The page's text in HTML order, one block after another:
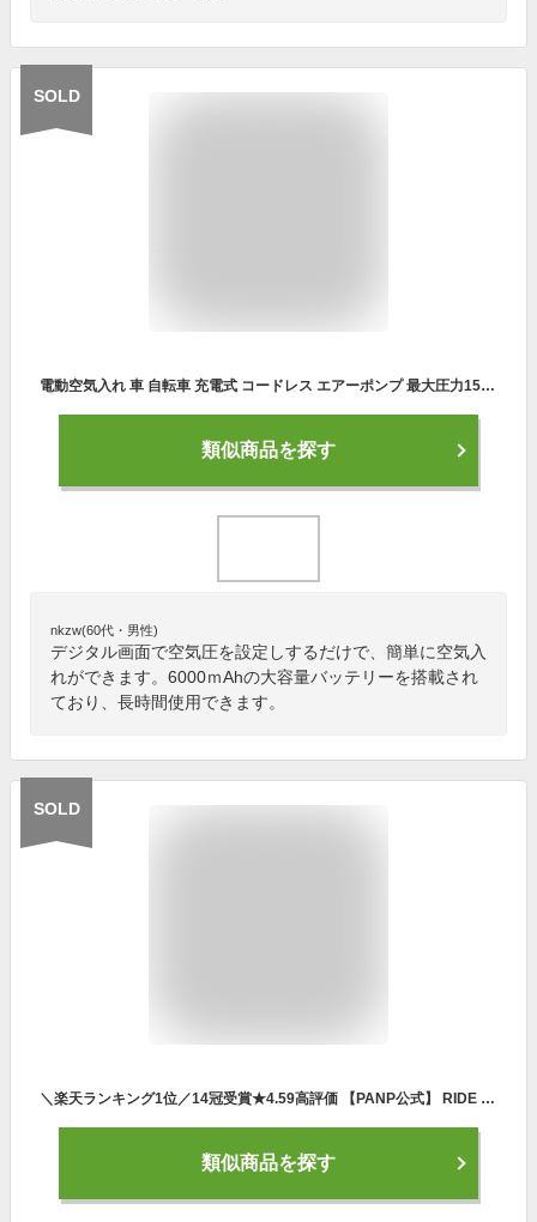
SOLD
電動空気入れ 車 自転車 充電式 コードレス エアーポンプ 最大圧力150PSI 自動停止 自動車/自転車/ボール/浮き輪/バイク対応 くうきいれ 電動 仏/英/米式バルブ対応 エアコンプレッサー SOS/LED懐中ライト付き低騒音 夜用 日本語説明書付き
類似商品を探す
nkzw(60代・男性)
デジタル画面で空気圧を設定しするだけで、簡単に空気入
れができます。6000ｍAhの大容量バッテリーを搭載され
ており、長時間使用できます。
SOLD
＼楽天ランキング1位／14冠受賞★4.59高評価 【PANP公式】 RIDE 空気入れ 電動空気入れ 自転車 空気入れ 電動 車 バイク ボール 仏式 米式 英式 アダプター 携帯 送料無料 充電式 自動 小型 コンパクト 【30日返品可能 最大365日保証】｜旧 スマート空気入れ KUKiiRE
類似商品を探す